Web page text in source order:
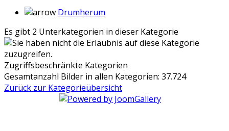
Drumherum
Es gibt 2 Unterkategorien in dieser Kategorie
Zugriffsbeschränkte Kategorien
Gesamtanzahl Bilder in allen Kategorien: 37.724
Zurück zur Kategorieübersicht